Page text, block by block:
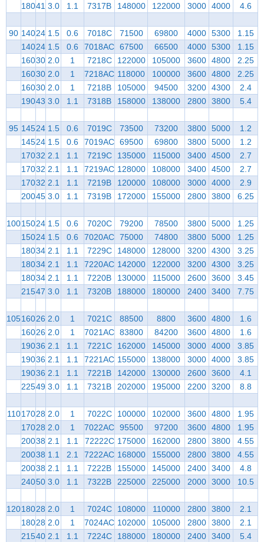
18041 3.0 1.1 7317B 148000 122000 3000 4000 4.6
90 14024 1.5 0.6 7018C 71500 69800 4000 5300
1.15
14024 1.5 0.6 7018AC 67500 66500 4000 5300
1.15
16030 2.0 1 7218C 122000 105000 3600 4800
2.25
16030 2.0 1 7218AC 118000 100000 3600 4800
2.25
16030 2.0 1 7218B 105000 94500 3200 4300
2.4
19043 3.0 1.1 7318B 158000 138000 2800 3800 5.4
95 14524 1.5 0.6 7019C 73500 73200 3800 5000
1.2
14524 1.5 0.6 7019AC 69500 69800 3800 5000
1.2
17032 2.1 1.1 7219C 135000 115000 3400 4500
2.7
17032 2.1 1.1 7219AC 128000 108000 3400 4500
2.7
17032 2.1 1.1 7219B 120000 108000 3000 4000
2.9
20045 3.0 1.1 7319B 172000 155000 2800 3800 6.25
10015024 1.5 0.6 7020C 79200 78500 3800 5000
1.25
15024 1.5 0.6 7020AC 75000 74800 3800 5000
1.25
18034 2.1 1.1 7229C 148000 128000 3200 4300
3.25
18034 2.1 1.1 7220AC 142000 122000 3200 4300
3.25
18034 2.1 1.1 7220B 130000 115000 2600 3600
3.45
21547 3.0 1.1 7320B 188000 180000 2400 3400 7.75
10516026 2.0 1 7021C 88500 8800 3600 4800
1.6
16026 2.0 1 7021AC 83800 84200 3600 4800
1.6
19036 2.1 1.1 7221C 162000 145000 3000 4000
3.85
19036 2.1 1.1 7221AC 155000 138000 3000 4000
3.85
19036 2.1 1.1 7221B 142000 130000 2600 3600
4.1
22549 3.0 1.1 7321B 202000 195000 2200 3200 8.8
11017028 2.0 1 7022C 100000 102000 3600 4800
1.95
17028 2.0 1 7022AC 95500 97200 3600 4800
1.95
20038 2.1 1.1 72222C 175000 162000 2800 3800
4.55
20038 1.1 2.1 7222AC 168000 155000 2800 3800
4.55
20038 2.1 1.1 7222B 155000 145000 2400 3400
4.8
24050 3.0 1.1 7322B 225000 225000 2000 3000 10.5
12018028 2.0 1 7024C 108000 110000 2800 3800
2.1
18028 2.0 1 7024AC 102000 105000 2800 3800
2.1
21540 2.1 1.1 7224C 188000 180000 2400 3400
5.4